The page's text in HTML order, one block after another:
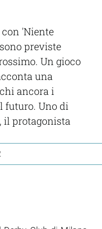
'Niente
previste
Un gioco
una
ancora i
futuro. Uno di
il protagonista